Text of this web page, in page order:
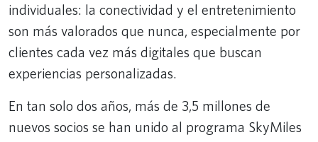
individuales: la conectividad y el entretenimiento
son más valorados que nunca, especialmente por
clientes cada vez más digitales que buscan
experiencias personalizadas.
En tan solo dos años, más de 3,5 millones de
nuevos socios se han unido al programa SkyMiles